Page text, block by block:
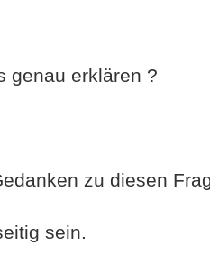
genau erklären ?
zu diesen
sein.